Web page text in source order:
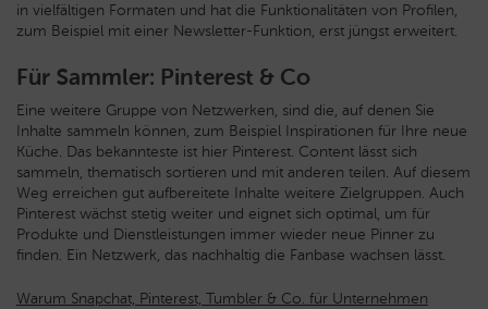
in vielfältigen Formaten und hat die Funktionalitäten von Profilen,
zum Beispiel mit einer Newsletter-Funktion, erst jüngst erweitert.
Für Sammler: Pinterest & Co
Eine weitere Gruppe von Netzwerken, sind die, auf denen Sie
Inhalte sammeln können, zum Beispiel Inspirationen für Ihre neue
Küche. Das bekannteste ist hier Pinterest. Content lässt sich
sammeln, thematisch sortieren und mit anderen teilen. Auf diesem
Weg erreichen gut aufbereitete Inhalte weitere Zielgruppen. Auch
Pinterest wächst stetig weiter und eignet sich optimal, um für
Produkte und Dienstleistungen immer wieder neue Pinner zu
finden. Ein Netzwerk, das nachhaltig die Fanbase wachsen lässt.
Warum Snapchat, Pinterest, Tumbler & Co. für Unternehmen